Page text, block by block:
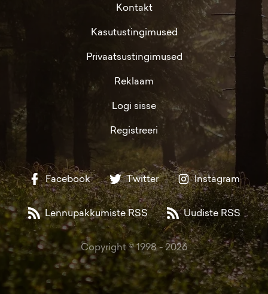
Kontakt
Kasutustingimused
Privaatsustingimused
Reklaam
Logi sisse
Registreeri
Facebook Twitter Instagram
Lennupakkumiste RSS Uudiste RSS
Copyright © 1998 -2026